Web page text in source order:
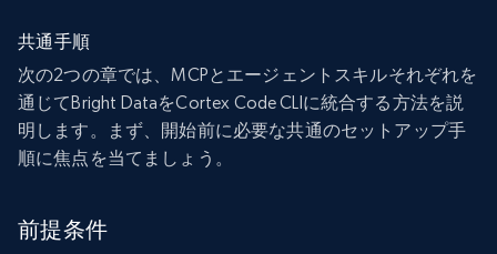
共通手順
次の2つの章では、MCPとエージェントスキルそれぞれを
通じてBright DataをCortex Code CLIに統合する方法を説
明します。まず、開始前に必要な共通のセットアップ手
順に焦点を当てましょう。
前提条件